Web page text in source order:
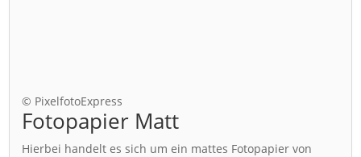
© PixelfotoExpress
Fotopapier Matt
Hierbei handelt es sich um ein mattes Fotopapier von